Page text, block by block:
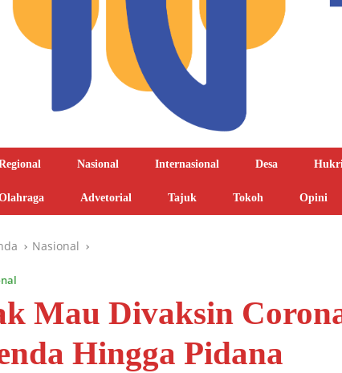
Nasional Internasional Desa
Advetorial Tajuk Tokoh Opini
Nasional
Mau Divaksin
Hingga Pidana